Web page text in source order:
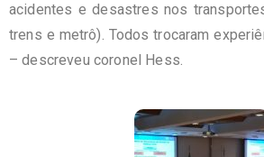
acidentes e desastres nos
trens e metrô). Todos trocaram
– descreveu coronel Hess.